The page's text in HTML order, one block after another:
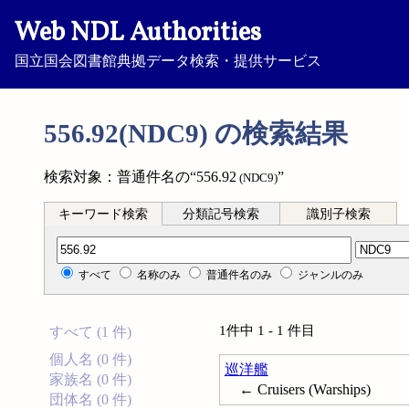
Web NDL Authorities
国立国会図書館典拠データ検索・提供サービス
556.92(NDC9) の検索結果
検索対象：普通件名の“556.92 (NDC9)”
キーワード検索 分類記号検索 識別子検索
分類記号検索
すべて 名称のみ 普通件名のみ ジャンルのみ
すべて (1 件)
個人名 (0 件)
家族名 (0 件)
団体名 (0 件)
1件中 1 - 1 件目
巡洋艦
← Cruisers (Warships)